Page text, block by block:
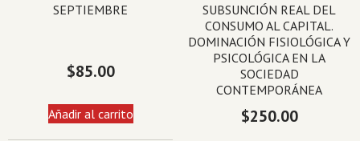
SEPTIEMBRE
$85.00
Añadir al carrito
SUBSUNCIÓN REAL DEL
CONSUMO AL CAPITAL.
DOMINACIÓN FISIOLÓGICA Y
PSICOLÓGICA EN LA
SOCIEDAD
CONTEMPORÁNEA
$250.00